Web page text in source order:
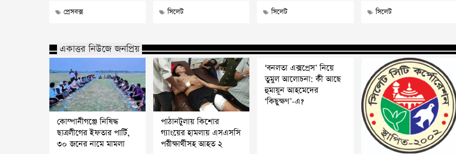
প্রেসবক্স সিলেট সিলেট সিলেট
একাত্তর নিউজে জনপ্রিয়
কোম্পানীগঞ্জে নিষিদ্ধ
ছাত্রলীগের ইফতার পার্টি,
৩০ জনের নামে মামলা
পাঠানটুলায় কিশোর
গ্যাংয়ের হামলায় এসএসসি
পরীক্ষার্থীসহ আহত ২
‘বনলতা এক্সপ্রেস’ নিয়ে
তুমুল আলোচনা: কী আছে
হুমায়ূন আহমেদের
‘কিছুক্ষণ’-এ?